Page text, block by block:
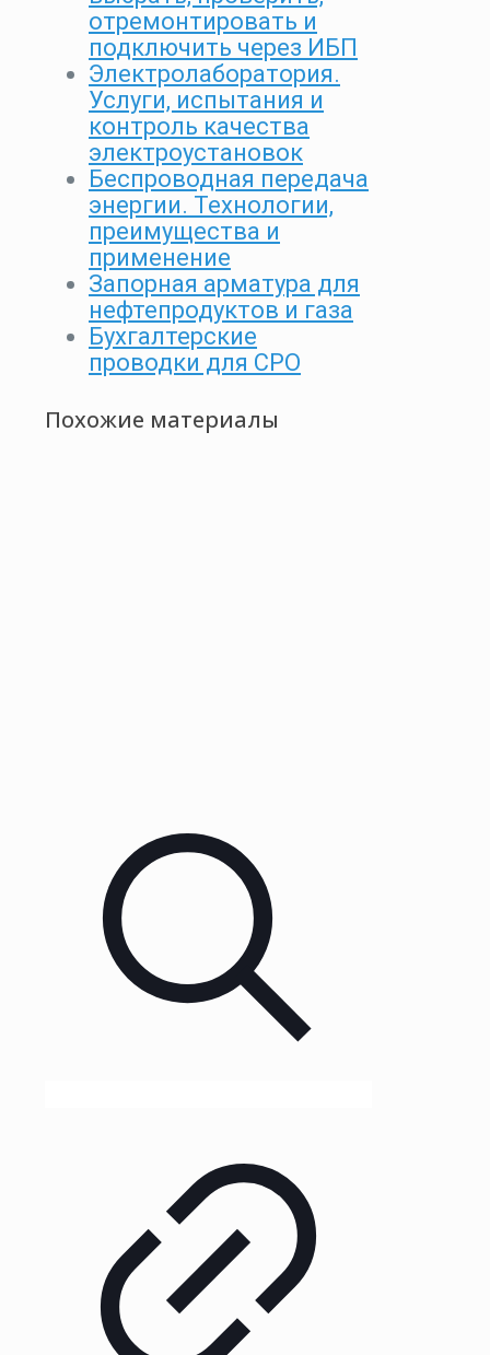
отремонтировать и
подключить через ИБП
Электролаборатория.
Услуги, испытания и
контроль качества
электроустановок
Беспроводная передача
энергии. Технологии,
преимущества и
применение
Запорная арматура для
нефтепродуктов и газа
Бухгалтерские
проводки для СРО
Похожие материалы